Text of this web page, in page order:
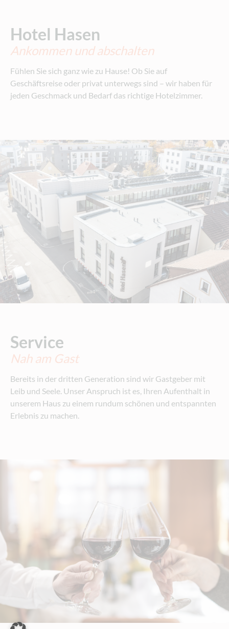
Hotel Hasen
Ankommen und abschalten
Fühlen Sie sich ganz wie zu Hause! Ob Sie auf
Geschäftsreise oder privat unterwegs sind – wir haben für
jeden Geschmack und Bedarf das richtige Hotelzimmer.
Service
Nah am Gast
Bereits in der dritten Generation sind wir Gastgeber mit
Leib und Seele. Unser Anspruch ist es, Ihren Aufenthalt in
unserem Haus zu einem rundum schönen und entspannten
Erlebnis zu machen.